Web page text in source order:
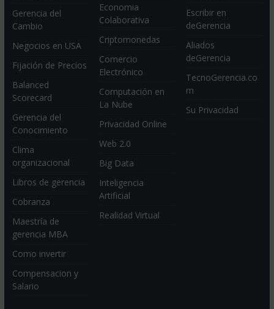
Gerencia del
Cambio
Negocios en USA
Fijación de Precios
Balanced
Scorecard
Gerencia del
Conocimiento
Clima
organizacional
Libros de gerencia
Cobranza
Maestría de
gerencia MBA
Como invertir
Compensacion y
Salario
Economia
Colaborativa
Criptomonedas
Comercio
Electrónico
Computación en
La Nube
Privacidad Online
Web 2.0
Big Data
Inteligencia
Artificial
Realidad Virtual
Escribir en
deGerencia
Aliados
deGerencia
TecnoGerencia.co
m
Su Privacidad